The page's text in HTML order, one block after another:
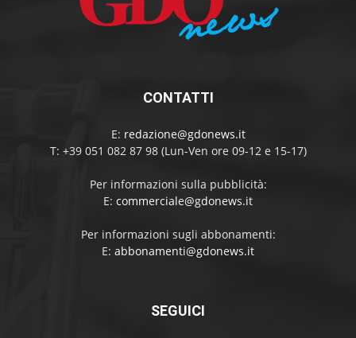
CONTATTI
E: redazione@gdonews.it
T: +39 051 082 87 98 (Lun-Ven ore 09-12 e 15-17)
Per informazioni sulla pubblicità:
E: commerciale@gdonews.it
Per informazioni sugli abbonamenti:
E: abbonamenti@gdonews.it
SEGUICI